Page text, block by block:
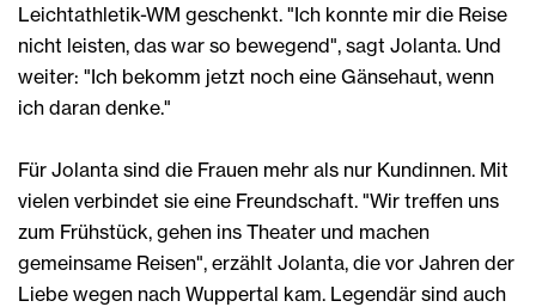
Leichtathletik-WM geschenkt. "Ich konnte mir die Reise
nicht leisten, das war so bewegend", sagt Jolanta. Und
weiter: "Ich bekomm jetzt noch eine Gänsehaut, wenn
ich daran denke."
Für Jolanta sind die Frauen mehr als nur Kundinnen. Mit
vielen verbindet sie eine Freundschaft. "Wir treffen uns
zum Frühstück, gehen ins Theater und machen
gemeinsame Reisen", erzählt Jolanta, die vor Jahren der
Liebe wegen nach Wuppertal kam. Legendär sind auch